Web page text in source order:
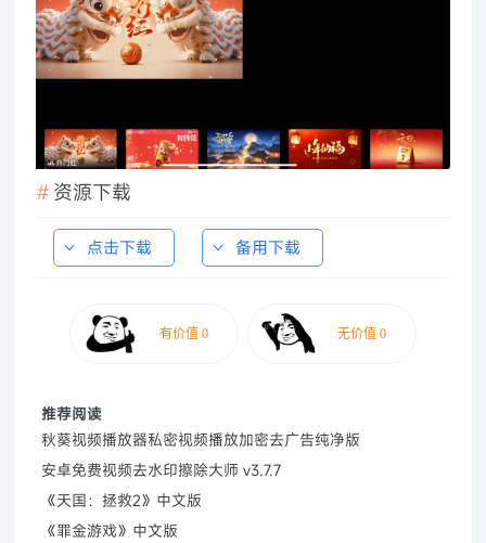
资源下载
点击下载 备用下载
推荐阅读
秋葵视频播放器私密视频播放加密去广告纯净版
安卓免费视频去水印擦除大师 v3.7.7
《天国：拯救2》中文版
《罪金游戏》中文版